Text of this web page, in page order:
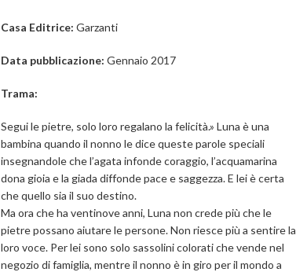
Casa Editrice: Garzanti
Data pubblicazione: Gennaio 2017
Trama:
Segui le pietre, solo loro regalano la felicità.» Luna è una
bambina quando il nonno le dice queste parole speciali
insegnandole che l’agata infonde coraggio, l’acquamarina
dona gioia e la giada diffonde pace e saggezza. E lei è certa
che quello sia il suo destino.
Ma ora che ha ventinove anni, Luna non crede più che le
pietre possano aiutare le persone. Non riesce più a sentire la
loro voce. Per lei sono solo sassolini colorati che vende nel
negozio di famiglia, mentre il nonno è in giro per il mondo a